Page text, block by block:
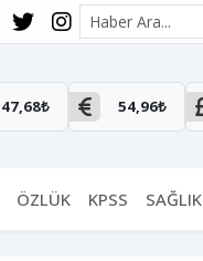
Site içi arama
47,68₺ 54,96₺
ÖZLÜK KPSS SAĞLIK